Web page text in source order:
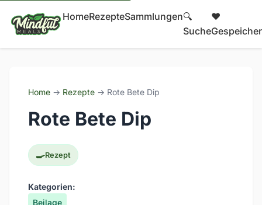
HomeRezepteSammlungen🔍
Suche
❤️
Home → Rezepte → Rote Bete Dip
Rote Bete Dip
🍳Rezept
Kategorien:
Beilage